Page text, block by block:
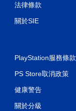
法律條款
關於SIE
PlayStation服務條款
PS Store取消政策
健康警告
關於分級